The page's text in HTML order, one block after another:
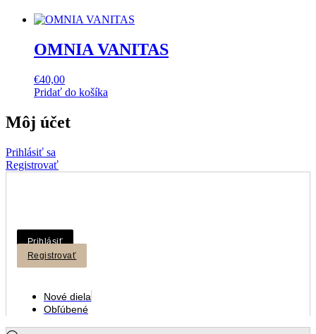
OMNIA VANITAS
€40,00
Pridať do košíka
Môj účet
Prihlásiť sa
Registrovať
Prihlásiť
Registrovať
Nové diela
Obľúbené